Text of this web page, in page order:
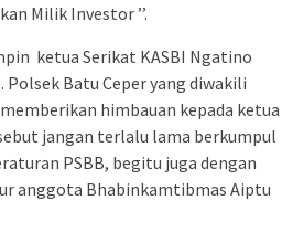
Milik Investor ’’.
ketua Serikat KASBI Ngatino
Batu Ceper yang diwakili
himbauan kepada ketua
jangan terlalu lama berkumpul
PSBB, begitu juga dengan
anggota Bhabinkamtibmas Aiptu